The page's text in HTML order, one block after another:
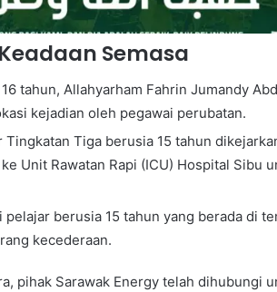
Semasa
tahun, Allahyarham Fahrin Jumandy
kejadian oleh pegawai perubatan.
Tingkatan Tiga berusia 15 tahun
Unit Rawatan Rapi (ICU) Hospital Sibu
pelajar berusia 15 tahun yang berada di
kecederaan.
pihak Sarawak Energy telah dihubungi